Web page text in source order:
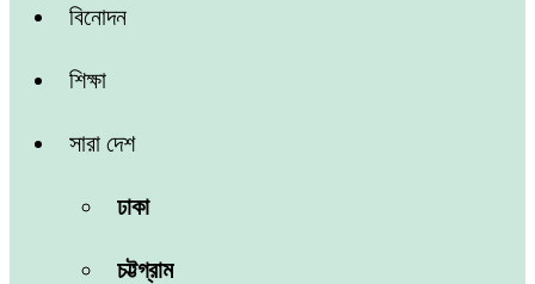
বিনোদন
শিক্ষা
সারা দেশ
ঢাকা
চট্টগ্রাম